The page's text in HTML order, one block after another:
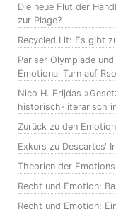
Die neue Flut der
zur Plage?
Recycled Lit: Es gibt
Pariser Olympiade
Emotional Turn auf
Nico H. Frijdas
historisch-literarisch
Zurück zu den
Exkurs zu Descartes‘
Theorien der
Recht und Emotion:
Recht und Emotion: